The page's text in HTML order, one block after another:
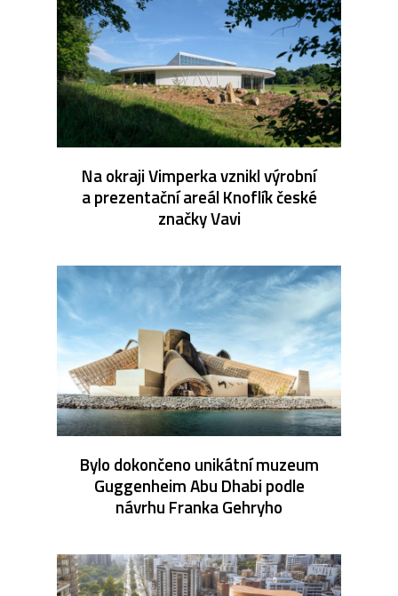
Na okraji Vimperka vznikl výrobní
a prezentační areál Knoflík české
značky Vavi
Bylo dokončeno unikátní muzeum
Guggenheim Abu Dhabi podle
návrhu Franka Gehryho